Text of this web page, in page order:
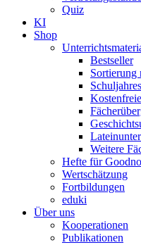
Quiz
KI
Shop
Bestseller
Sortierung
Weitere
Hefte für
Wertschätzung
Fortbildungen
eduki
Über uns
Kooperationen
Publikationen